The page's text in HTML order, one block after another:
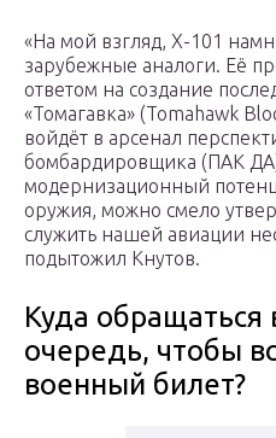
«На мой взгляд, X-101
зарубежные аналоги. Её
ответом на создание
«Томагавка» (Tomahawk
войдёт в арсенал
бомбардировщика (ПАК
модернизационный
оружия, можно смело
служить нашей авиации
подытожил Кнутов.
Куда обращаться
очередь, чтобы
военный билет?